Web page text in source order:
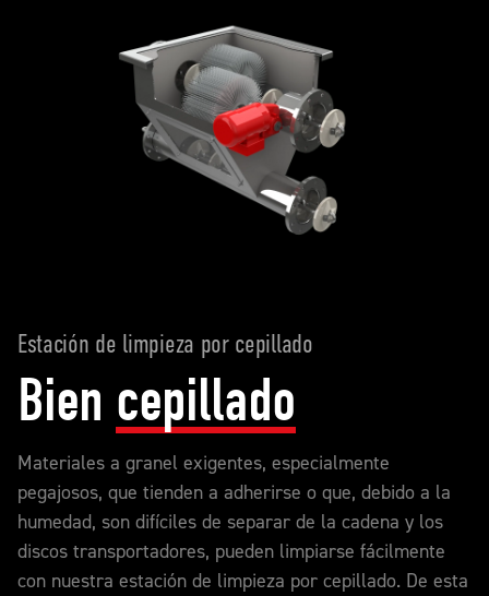
Estación de limpieza por cepillado
Bien cepillado
Materiales a granel exigentes, especialmente
pegajosos, que tienden a adherirse o que, debido a la
humedad, son difíciles de separar de la cadena y los
discos transportadores, pueden limpiarse fácilmente
con nuestra estación de limpieza por cepillado. De esta